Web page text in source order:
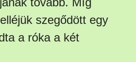
szegődött egy
a róka a két